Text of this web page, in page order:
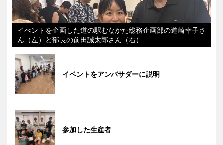
イべントを企画した道の駅むなかた総務企画部の道崎幸子さ
ん（左）と部長の前田誠太郎さん（右）
イベントをアンバサダーに説明
参加した生産者